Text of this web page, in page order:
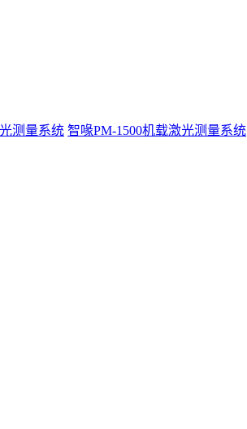
测量系统 智喙PM-1500机载激光测量系统